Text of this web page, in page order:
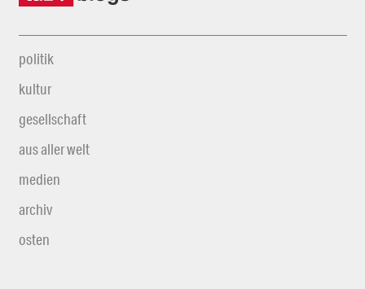
politik
kultur
gesellschaft
aus aller welt
medien
archiv
osten